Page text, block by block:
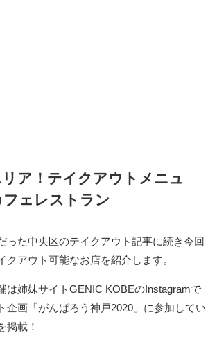
ア！テイクアウトメニュ
フェレストラン
った中央区のテイクアウト記事に続き今回
クアウト可能なお店を紹介します。
は姉妹サイトGENIC KOBEのInstagramで
企画「がんばろう神戸2020」に参加してい
掲載！